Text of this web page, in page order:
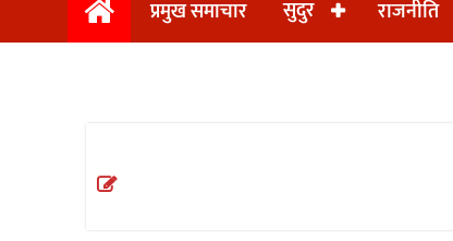
प्रमुख
प्रमुख समाचार सुदुर राजनीति